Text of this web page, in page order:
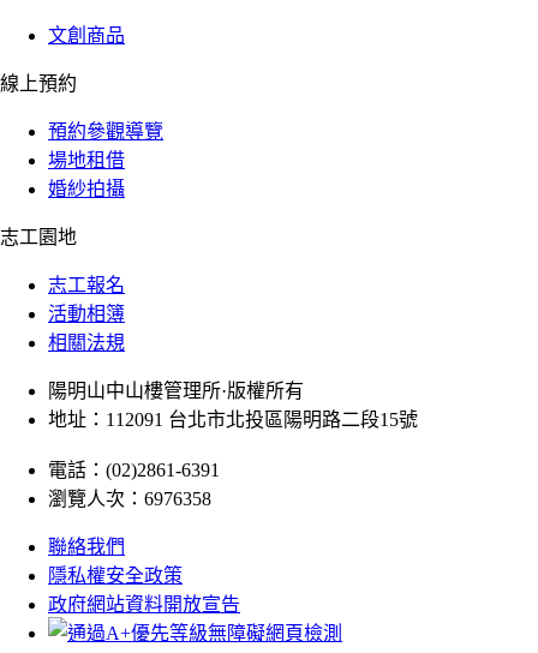
文創商品
線上預約
預約參觀導覽
場地租借
婚紗拍攝
志工園地
志工報名
活動相簿
相關法規
陽明山中山樓管理所·版權所有
地址：112091 台北市北投區陽明路二段15號
電話：(02)2861-6391
瀏覽人次：6976358
聯絡我們
隱私權安全政策
政府網站資料開放宣告